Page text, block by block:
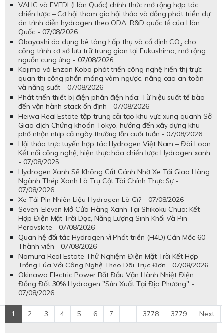
VAHC và EVEDI (Hàn Quốc) chính thức mở rộng hợp tác
chiến lược – Cơ hội tham gia hội thảo và đồng phát triển dự
án trình diễn hydrogen theo ODA, R&D quốc tế của Hàn
Quốc - 07/08/2026
Obayashi áp dụng bê tông hấp thụ và cố định CO₂ cho
công trình cơ sở lưu trữ trung gian tại Fukushima, mở rộng
nguồn cung ứng - 07/08/2026
Kajima và Enzan Kobo phát triển công nghệ hiển thị trực
quan thi công phần móng vòm ngược, nâng cao an toàn
và năng suất - 07/08/2026
Phát triển thiết bị điện phân điện hóa: Từ hiệu suất tế bào
đến vận hành stack ổn định - 07/08/2026
Heiwa Real Estate tập trung cải tạo khu vực xung quanh Sở
Giao dịch Chứng khoán Tokyo, hướng đến xây dựng khu
phố nhộn nhịp cả ngày thường lẫn cuối tuần - 07/08/2026
Hội thảo trực tuyến hợp tác Hydrogen Việt Nam – Đài Loan:
Kết nối công nghệ, hiện thực hóa chiến lược Hydrogen xanh
- 07/08/2026
Hydrogen Xanh Sẽ Không Cất Cánh Nhờ Xe Tải Giao Hàng:
Ngành Thép Xanh Là Trụ Cột Tài Chính Thực Sự -
07/08/2026
Xe Tải Pin Nhiên Liệu Hydrogen Là Gì? - 07/08/2026
Seven-Eleven Mở Cửa Hàng Xanh Tại Shikoku Chuo: Kết
Hợp Điện Mặt Trời Dọc, Năng Lượng Sinh Khối Và Pin
Perovskite - 07/08/2026
Quan hệ đối tác Hydrogen vì Phát triển (H4D) Cán Mốc 60
Thành viên - 07/08/2026
Nomura Real Estate Thử Nghiệm Điện Mặt Trời Kết Hợp
Trồng Lúa Với Công Nghệ Theo Dõi Trục Đơn - 07/08/2026
Okinawa Electric Power Bắt Đầu Vận Hành Nhiệt Điện
Đồng Đốt 30% Hydrogen "Sản Xuất Tại Địa Phương" -
07/08/2026
1 2 3 4 5 6 7 ... 3778 3779 Next